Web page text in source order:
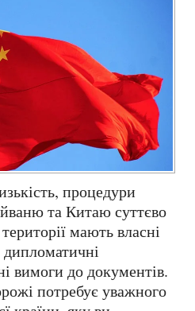
та Китаю суттєво
мають власні
дипломатичні
вимоги до документів.
потребує уважного